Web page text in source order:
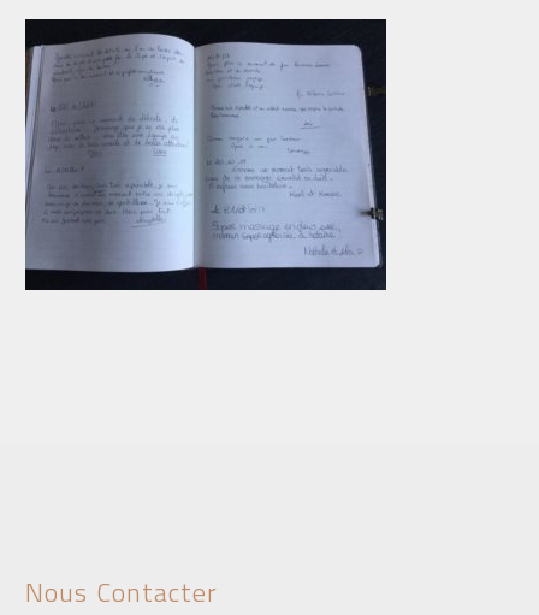
Nous Contacter